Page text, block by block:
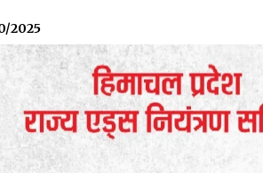
कार्रवाई- 90 लाख नकद और 2
बरामद, 7 आरोपी गिरफ्तार
की राजनीति के खिलाफ भाजपा ने
ओकओवर घेराव में किया शक्ति प्रदर्शन
2025